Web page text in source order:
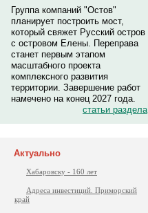
Группа компаний "Остов"
планирует построить мост,
который свяжет Русский остров
с островом Елены. Переправа
станет первым этапом
масштабного проекта
комплексного развития
территории. Завершение работ
намечено на конец 2027 года.
статьи раздела
Актуально
Хабаровску - 160 лет
Адреса инвестиций. Приморский
край